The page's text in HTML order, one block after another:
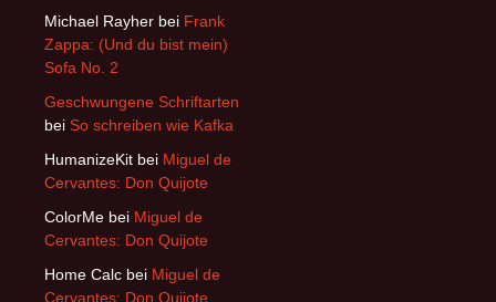
Michael Rayher bei Frank
Zappa: (Und du bist mein)
Sofa No. 2
Geschwungene Schriftarten
bei So schreiben wie Kafka
HumanizeKit bei Miguel de
Cervantes: Don Quijote
ColorMe bei Miguel de
Cervantes: Don Quijote
Home Calc bei Miguel de
Cervantes: Don Quijote